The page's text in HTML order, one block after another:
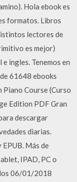
Hola ebook es
formatos. Libros
lectores de
es mejor)
ingles. Tenemos en
61648 ebooks
Course (Curso
Edition PDF Gran
descargar
diarias.
Más de
IPAD, PC o
06/01/2018